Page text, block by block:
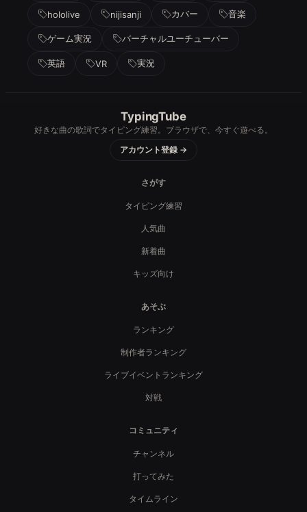
hololive nijisanji カバー 音楽
ゲーム実況 バーチャルユーチューバー
英語 VR 実況
TypingTube
好きな曲の歌詞でタイピング練習。ブラウザで、今すぐ遊べる。
アカウント登録 →
さがす
タイピング練習
人気曲
新着曲
キッズ向け
あそぶ
ランキング
制作者ランキング
ライブイベントランキング
対戦
コミュニティ
チャンネル
打ってみた
タイムライン